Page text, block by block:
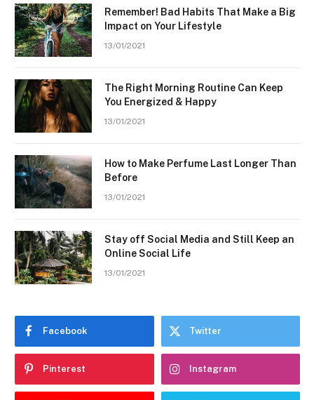
Remember! Bad Habits That Make a Big
Impact on Your Lifestyle
13/01/2021
The Right Morning Routine Can Keep
You Energized & Happy
13/01/2021
How to Make Perfume Last Longer Than
Before
13/01/2021
Stay off Social Media and Still Keep an
Online Social Life
13/01/2021
Facebook Twitter
Pinterest Instagram